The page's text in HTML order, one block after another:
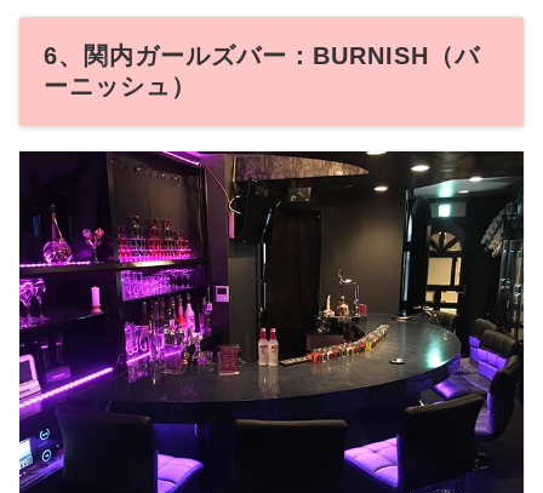
6、関内ガールズバー：BURNISH（バ
ーニッシュ）